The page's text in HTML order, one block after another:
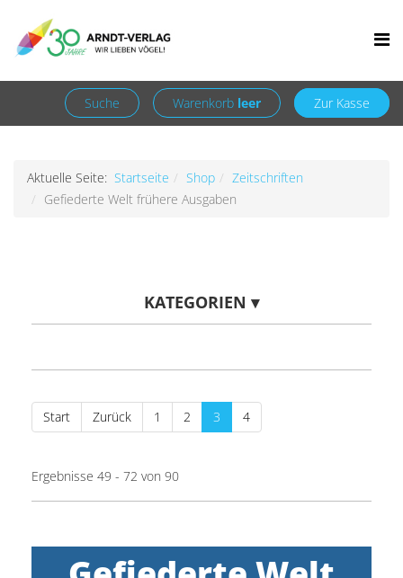
+49 7252 9707310
Anmelden
Registrieren
Suche
Warenkorb leer Zur Kasse
Aktuelle Seite: Startseite Shop
Zeitschriften
Gefiederte Welt frühere Ausgaben
KATEGORIEN ▾
Start Zurück 1 2 3 4
Ergebnisse 49 - 72 von 90